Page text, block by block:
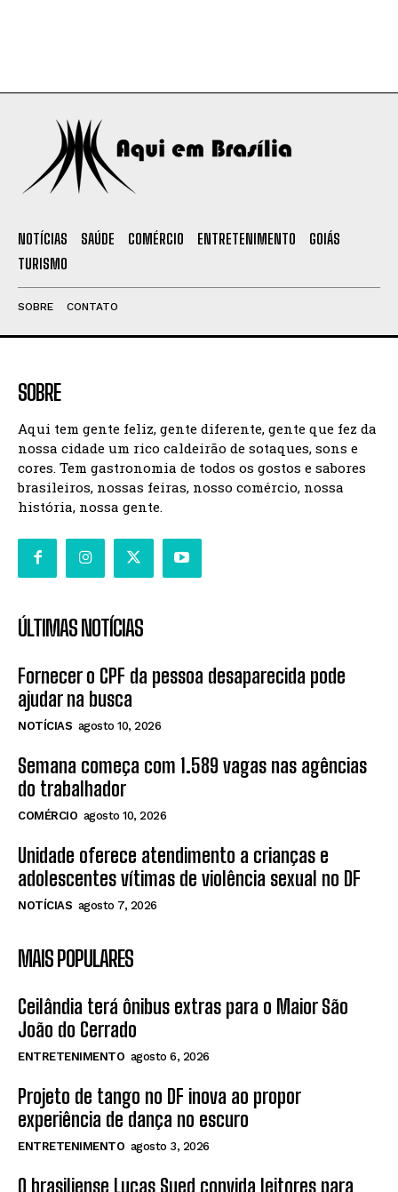
NOTÍCIAS SAÚDE COMÉRCIO ENTRETENIMENTO
GOIÁS
TURISMO
SOBRE CONTATO
SOBRE
Aqui tem gente feliz, gente diferente, gente que fez da
nossa cidade um rico caldeirão de sotaques, sons e
cores. Tem gastronomia de todos os gostos e sabores
brasileiros, nossas feiras, nosso comércio, nossa
história, nossa gente.
ÚLTIMAS NOTÍCIAS
Fornecer o CPF da pessoa desaparecida pode
ajudar na busca
NOTÍCIAS agosto 10, 2026
Semana começa com 1.589 vagas nas agências
do trabalhador
COMÉRCIO agosto 10, 2026
Unidade oferece atendimento a crianças e
adolescentes vítimas de violência sexual no DF
NOTÍCIAS agosto 7, 2026
MAIS POPULARES
Ceilândia terá ônibus extras para o Maior São
João do Cerrado
ENTRETENIMENTO agosto 6, 2026
Projeto de tango no DF inova ao propor
experiência de dança no escuro
ENTRETENIMENTO agosto 3, 2026
O brasiliense Lucas Sued convida leitores para